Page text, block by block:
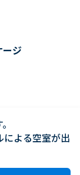
ージ
による空室が出